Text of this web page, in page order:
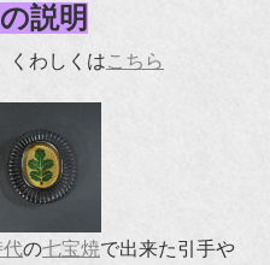
説明
くわしくはこちら
代の七宝焼で出来た引手や